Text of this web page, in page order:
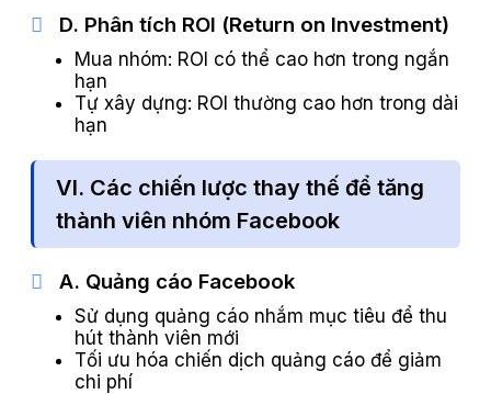
D. Phân tích ROI (Return on Investment)
Mua nhóm: ROI có thể cao hơn trong ngắn
hạn
Tự xây dựng: ROI thường cao hơn trong dài
hạn
VI. Các chiến lược thay thế để tăng
thành viên nhóm Facebook
A. Quảng cáo Facebook
Sử dụng quảng cáo nhắm mục tiêu để thu
hút thành viên mới
Tối ưu hóa chiến dịch quảng cáo để giảm
chi phí